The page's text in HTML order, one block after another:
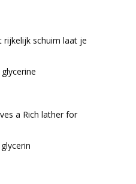
rijkelijk schuim laat je
glycerine
a Rich lather for